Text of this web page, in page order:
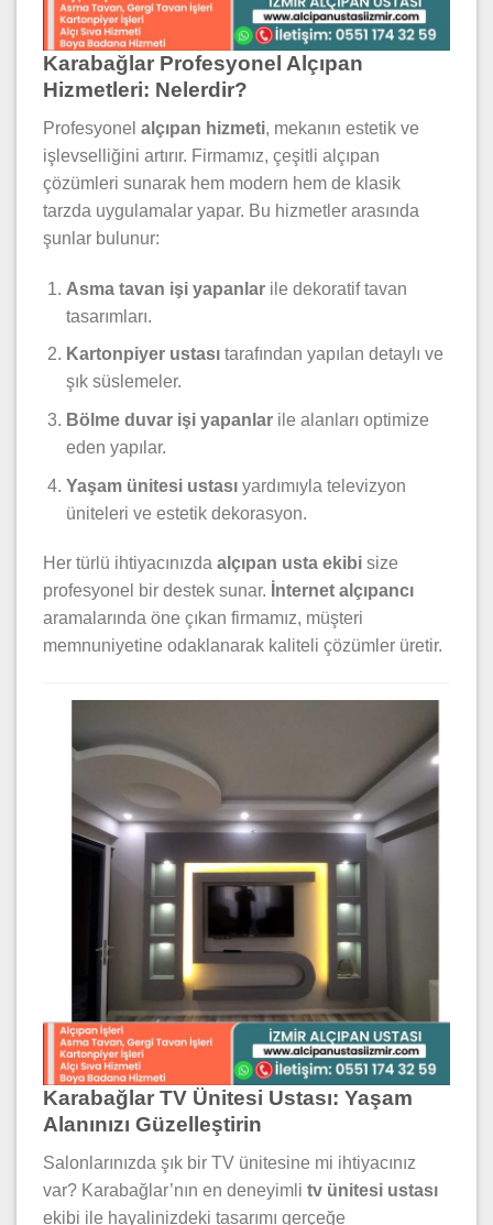
Karabağlar Profesyonel Alçıpan
Hizmetleri: Nelerdir?
Profesyonel alçıpan hizmeti, mekanın estetik ve
işlevselliğini artırır. Firmamız, çeşitli alçıpan
çözümleri sunarak hem modern hem de klasik
tarzda uygulamalar yapar. Bu hizmetler arasında
şunlar bulunur:
Asma tavan işi yapanlarile dekoratif tavan
tasarımları.
Kartonpiyer ustasıtarafından yapılan detaylı ve
şık süslemeler.
Bölme duvar işi yapanlarile alanları optimize
eden yapılar.
Yaşam ünitesi ustasıyardımıyla televizyon
üniteleri ve estetik dekorasyon.
Her türlü ihtiyacınızda alçıpan usta ekibi size
profesyonel bir destek sunar. İnternet alçıpancı
aramalarında öne çıkan firmamız, müşteri
memnuniyetine odaklanarak kaliteli çözümler üretir.
Karabağlar TV Ünitesi Ustası: Yaşam
Alanınızı Güzelleştirin
Salonlarınızda şık bir TV ünitesine mi ihtiyacınız
var? Karabağlar’nın en deneyimli tv ünitesi ustası
ekibi ile hayalinizdeki tasarımı gerçeğe